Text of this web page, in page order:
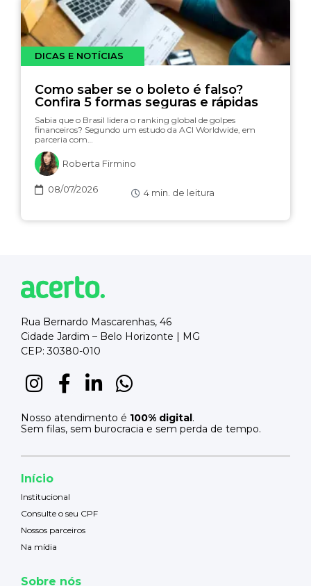
DICAS E NOTÍCIAS
Como saber se o boleto é falso?
Confira 5 formas seguras e rápidas
Sabia que o Brasil lidera o ranking global de golpes
financeiros? Segundo um estudo da ACI Worldwide, em
parceria com…
Roberta Firmino
08/07/2026 4 min. de leitura
Rua Bernardo Mascarenhas, 46
Cidade Jardim – Belo Horizonte | MG
CEP: 30380-010
Nosso atendimento é 100% digital.
Sem filas, sem burocracia e sem perda de tempo.
Início
Institucional
Consulte o seu CPF
Nossos parceiros
Na mídia
Sobre nós